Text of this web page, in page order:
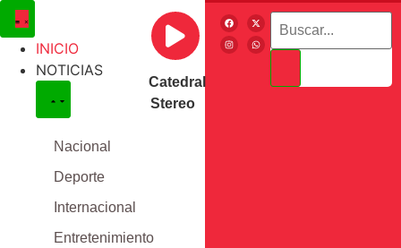
Catedral
Stereo
INICIO
NOTICIAS
Nacional
Deporte
Internacional
Entretenimiento